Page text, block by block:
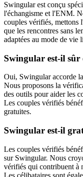
Swingular est conçu
l'échangisme et l'ENM.
couples vérifiés, mettons
que les rencontres sans
adaptées au mode de vie
Swingular est-il sûr
Oui, Swingular accorde
Nous proposons la
des outils pour aider les
Les couples vérifiés
gratuites.
Swingular est-il
Les couples vérifiés
sur Swingular. Nous
vérifiés qui contribuent à
Les célibataires sont